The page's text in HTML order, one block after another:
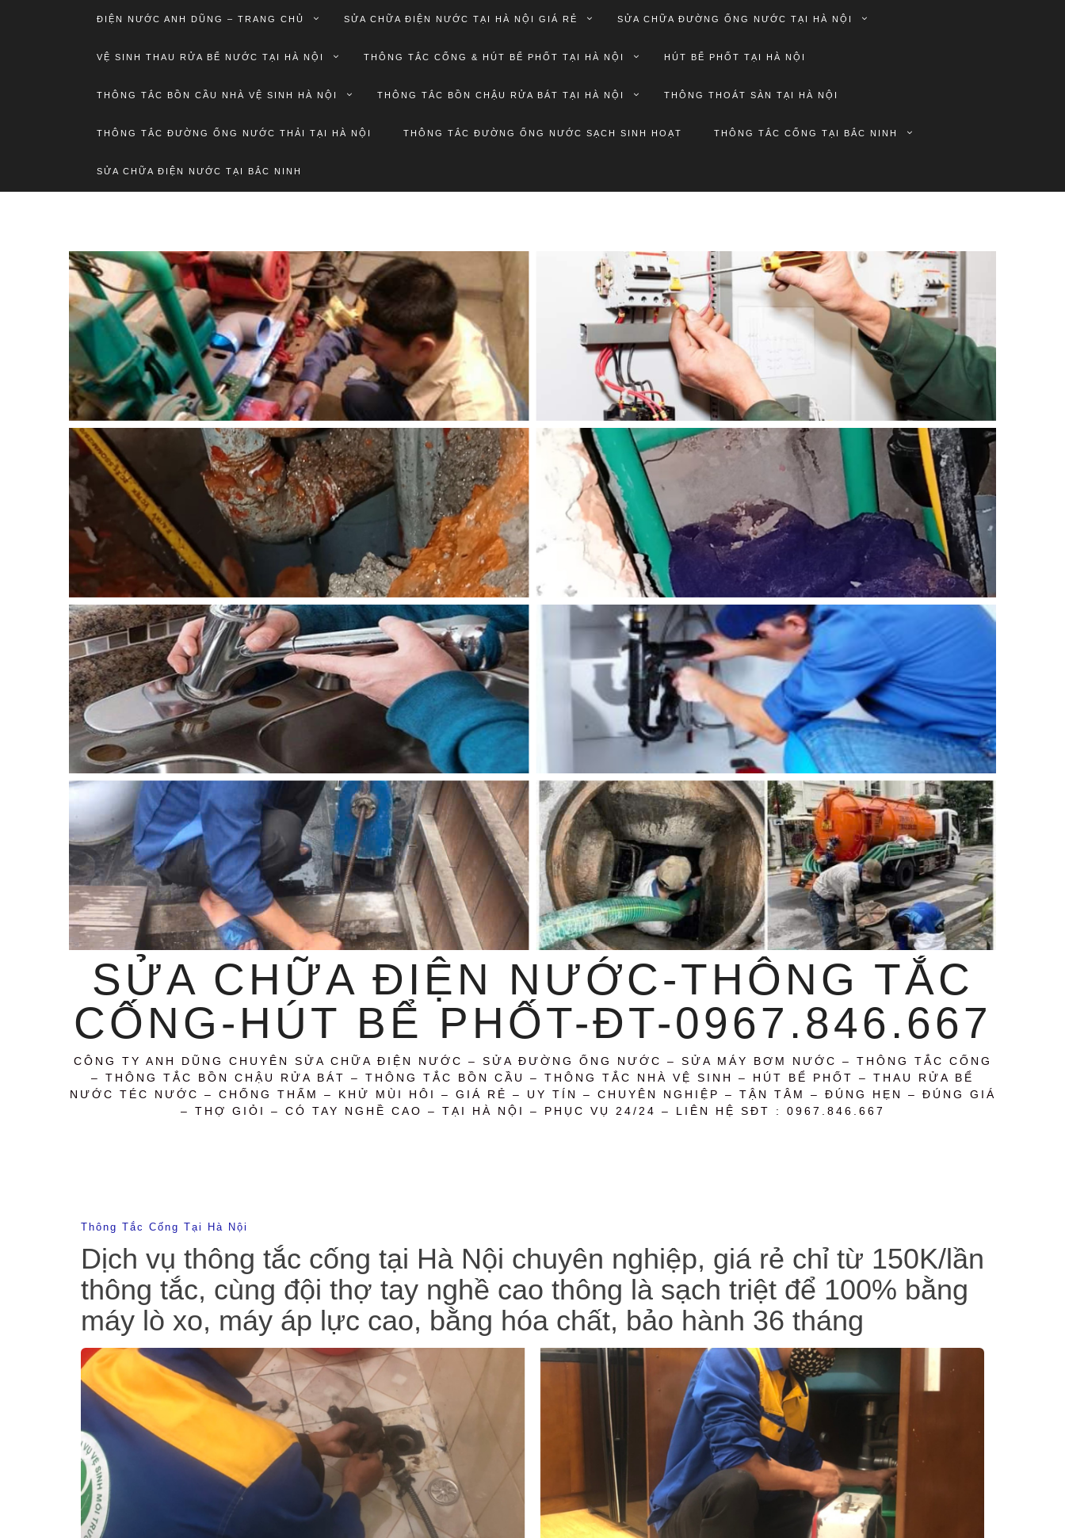
ĐIỆN NƯỚC ANH DŨNG – TRANG CHỦ SỬA CHỮA ĐIỆN NƯỚC TẠI HÀ NỘI GIÁ RẺ SỬA CHỮA ĐƯỜNG ỐNG NƯỚC TẠI HÀ NỘI
VỆ SINH THAU RỬA BỂ NƯỚC TẠI HÀ NỘI THÔNG TẮC CỐNG & HÚT BỂ PHỐT TẠI HÀ NỘI HÚT BỂ PHỐT TẠI HÀ NỘI
THÔNG TẮC BỒN CẦU NHÀ VỆ SINH HÀ NỘI THÔNG TẮC BỒN CHẬU RỬA BÁT TẠI HÀ NỘI THÔNG THOÁT SÀN TẠI HÀ NỘI
THÔNG TẮC ĐƯỜNG ỐNG NƯỚC THẢI TẠI HÀ NỘI THÔNG TẮC ĐƯỜNG ỐNG NƯỚC SẠCH SINH HOẠT THÔNG TẮC CỐNG TẠI BẮC NINH
SỬA CHỮA ĐIỆN NƯỚC TẠI BẮC NINH
SỬA CHỮA ĐIỆN NƯỚC-THÔNG TẮC
CỐNG-HÚT BỂ PHỐT-ĐT-0967.846.667
CÔNG TY ANH DŨNG CHUYÊN SỬA CHỮA ĐIỆN NƯỚC – SỬA ĐƯỜNG ỐNG NƯỚC – SỬA MÁY BƠM NƯỚC – THÔNG TẮC CỐNG
– THÔNG TẮC BỒN CHẬU RỬA BÁT – THÔNG TẮC BỒN CẦU – THÔNG TẮC NHÀ VỆ SINH – HÚT BỂ PHỐT – THAU RỬA BỂ
NƯỚC TÉC NƯỚC – CHỐNG THẤM – KHỬ MÙI HÔI – GIÁ RẺ – UY TÍN – CHUYÊN NGHIỆP – TẬN TÂM – ĐÚNG HẸN – ĐÚNG GIÁ
– THỢ GIỎI – CÓ TAY NGHỀ CAO – TẠI HÀ NỘI – PHỤC VỤ 24/24 – LIÊN HỆ SĐT : 0967.846.667
Thông Tắc Cống Tại Hà Nội
Dịch vụ thông tắc cống tại Hà Nội chuyên nghiệp, giá rẻ chỉ từ 150K/lần
thông tắc, cùng đội thợ tay nghề cao thông là sạch triệt để 100% bằng
máy lò xo, máy áp lực cao, bằng hóa chất, bảo hành 36 tháng